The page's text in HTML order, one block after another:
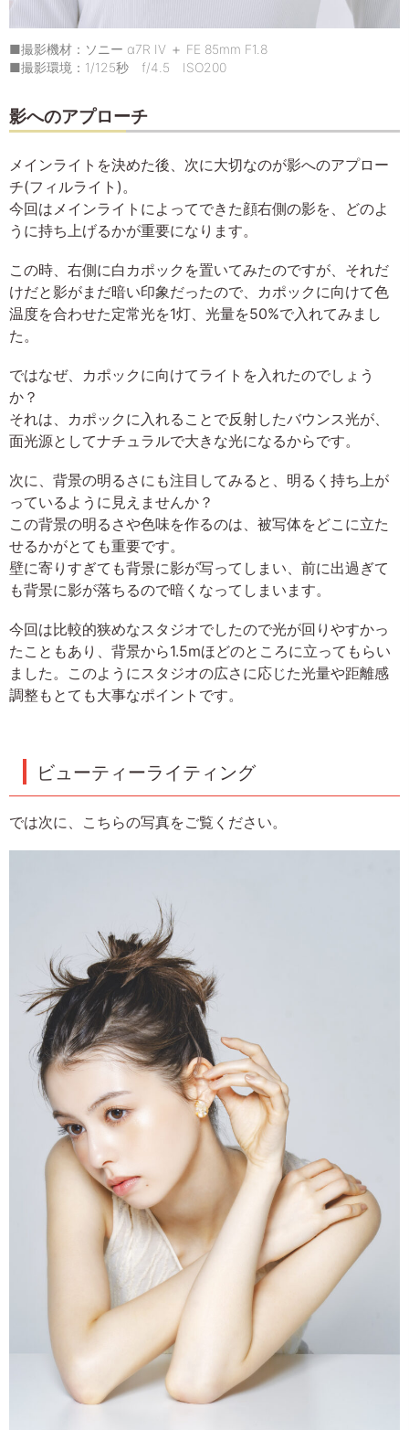
■撮影機材：ソニー α7R IV ＋ FE 85mm F1.8
■撮影環境：1/125秒 f/4.5 ISO200
影へのアプローチ
メインライトを決めた後、次に大切なのが影へのアプロー
チ(フィルライト)。
今回はメインライトによってできた顔右側の影を、どのよ
うに持ち上げるかが重要になります。
この時、右側に白カポックを置いてみたのですが、それだ
けだと影がまだ暗い印象だったので、カポックに向けて色
温度を合わせた定常光を1灯、光量を50%で入れてみまし
た。
ではなぜ、カポックに向けてライトを入れたのでしょう
か？
それは、カポックに入れることで反射したバウンス光が、
面光源としてナチュラルで大きな光になるからです。
次に、背景の明るさにも注目してみると、明るく持ち上が
っているように見えませんか？
この背景の明るさや色味を作るのは、被写体をどこに立た
せるかがとても重要です。
壁に寄りすぎても背景に影が写ってしまい、前に出過ぎて
も背景に影が落ちるので暗くなってしまいます。
今回は比較的狭めなスタジオでしたので光が回りやすかっ
たこともあり、背景から1.5mほどのところに立ってもらい
ました。このようにスタジオの広さに応じた光量や距離感
調整もとても大事なポイントです。
ビューティーライティング
では次に、こちらの写真をご覧ください。